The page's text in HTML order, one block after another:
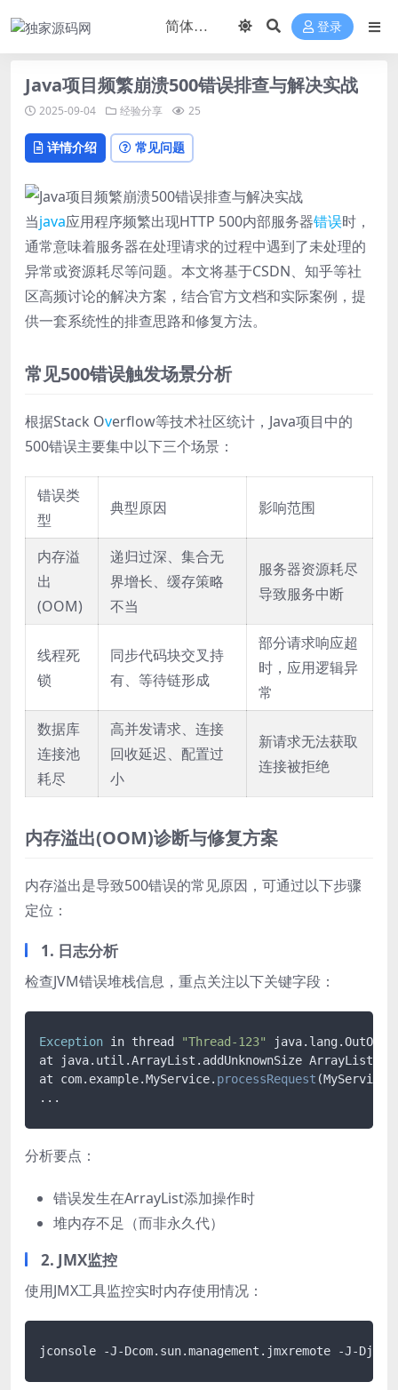
登录
Java项目频繁崩溃500错误排查与解决实战
2025-09-04 经验分享 25
详情介绍 常见问题
当java应用程序频繁出现HTTP 500内部服务器错误时，
通常意味着服务器在处理请求的过程中遇到了未处理的
异常或资源耗尽等问题。本文将基于CSDN、知乎等社
区高频讨论的解决方案，结合官方文档和实际案例，提
供一套系统性的排查思路和修复方法。
常见500错误触发场景分析
根据Stack Overflow等技术社区统计，Java项目中的
500错误主要集中以下三个场景：
错误类
型
典型原因 影响范围
内存溢
出
(OOM)
递归过深、集合无
界增长、缓存策略
不当
服务器资源耗尽
导致服务中断
线程死
锁
同步代码块交叉持
有、等待链形成
部分请求响应超
时，应用逻辑异
常
数据库
连接池
耗尽
高并发请求、连接
回收延迟、配置过
小
新请求无法获取
连接被拒绝
内存溢出(OOM)诊断与修复方案
内存溢出是导致500错误的常见原因，可通过以下步骤
定位：
1. 日志分析
检查JVM错误堆栈信息，重点关注以下关键字段：
Exception in thread "Thread-123"
at java.util.ArrayList.addUnknownSize
at com.example.MyService. processRequest (MyService.
...
分析要点：
错误发生在ArrayList添加操作时
堆内存不足（而非永久代）
2. JMX监控
使用JMX工具监控实时内存使用情况：
jconsole -J-Dcom.sun.management.jmxremote -J-